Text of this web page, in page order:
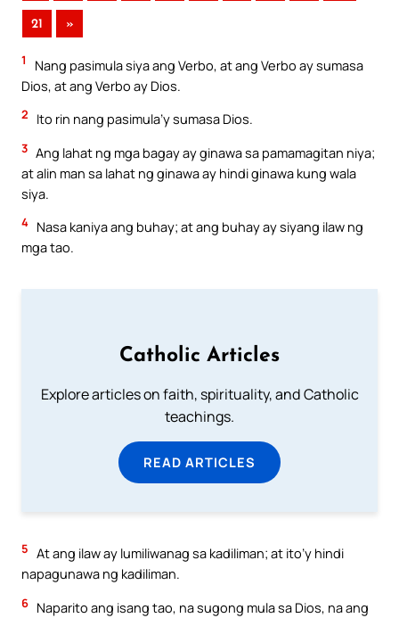
21 »
1
Nang pasimula siya ang Verbo, at ang Verbo ay sumasa
Dios, at ang Verbo ay Dios.
2 Ito rin nang pasimula’y sumasa Dios.
3 Ang lahat ng mga bagay ay ginawa sa pamamagitan niya;
at alin man sa lahat ng ginawa ay hindi ginawa kung wala
siya.
4 Nasa kaniya ang buhay; at ang buhay ay siyang ilaw ng
mga tao.
Catholic Articles
Explore articles on faith, spirituality, and Catholic
teachings.
READ ARTICLES
5 At ang ilaw ay lumiliwanag sa kadiliman; at ito’y hindi
napagunawa ng kadiliman.
6 Naparito ang isang tao, na sugong mula sa Dios, na ang